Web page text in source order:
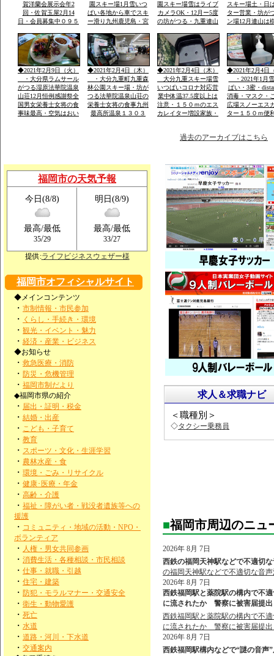
賀洋蘭会展示会年2
回・佐賀玉屋2月14
日・会員募集中０９５
大島・栽培管理など
園スキー場1月雪いつ
ぱい各地から車でスキ
ー滑り九州鹿児島・宮
から・レンタルウェア
一流メーカー用意
園スキー場雪はライブ
カメラOK・12月ー5度
の坊がつる・九重連山
荘九州最高所１３０３
ｍ天然温泉
スキー場土・日
ター営業・坊が
ン場12月連山は
山１９９５・１
257年ぶり噴火
りできる法華院
1470年入山・白
山伏修練場
◆2021年2月9日（火）
・大分県ラムサール
がつる湿原法華院温泉
山荘12月恒例感謝祭全
国男女栄養士女将の食
事味最高・空気はおい
◆2021年2月4日（木）
・大分九重町九重森
林公園スキー場・坊が
つる法華院温泉山荘の
栄養士女将の食事九州
最高所温泉１３０３
◆2021年2月4日（木）
大分九重スキー場雪
いつぱいコロナ対応営
業中体温37.5度以上は
注意・１５０ｍのエス
カレイター増設家族・
◆2021年2月4日
・2021年1月
ぱい・3蜜・
消毒・マスク・
広場スノーエス
ター１５０ｍ便
過去のアーカイブはこちら
福岡市の天気予報
今日(8/8)
最高/最低
35/29
明日(8/9)
最高/最低
33/27
提供:ライフビジネスウェザー様
福岡市オフィシャルサイト
◆メインコンテンツ
・ 市制情報・市民参加
・ くらし・手続き・環境
・ 観光・イベント・魅力
・ 経済・産業・ビジネス
◆お知らせ
・ 救急医療・消防
・ 防災・危機管理
・ 福岡市制だより
◆福岡市県の紹介
・ 届出・証明・税金
・ 結婚・出産
・ こども・子育て
・ 教育
・ スポーツ・文化・生涯学習
・ 農林水産・食
・ 環境・ごみ・リサイクル
・ 健康･医療・年金
・ 高齢・介護
・ 福祉・障がい者・戦没者遺族等への
援護
・ コミュニティ・地域の活動・NPO・
ボランティア
・ 人権・男女共同参画
・ 消費生活・各種相談・市民相談
・ 仕事・就職・引越
・ 住宅・建築
・ 防犯・モラルマナー・交通安全
・ 衛生・動物愛護
・ 死亡
・ 水道
・ 道路・河川・下水道
・ 交通案内
求人＆求職ナビ
＜職種別＞
◇タクシー乗務員
■福岡市周辺のニュ
2026年 8月 7日
西鉄の福岡天神駅などで不適切
の福岡天神駅などで不適切な音
2026年 8月 7日
西鉄福岡駅と薬院駅の構内で不
に流されたか 警察に被害届提出
西鉄福岡駅と薬院駅の構内で不
に流されたか 警察に被害届提出
2026年 8月 7日
西鉄福岡駅構内などで“謎の音声